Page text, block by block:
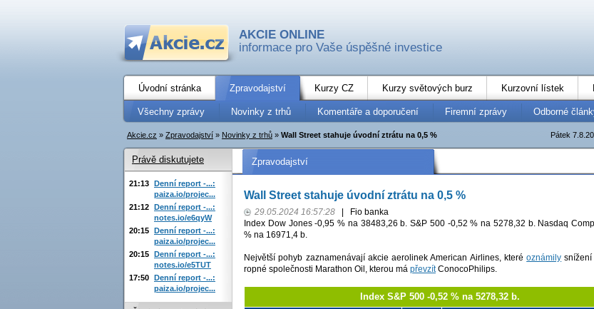
AKCIE ONLINE
informace pro Vaše úspěšné investice
Úvodní stránka Zpravodajství Kurzy CZ Kurzy světových burz Kurzovní lístek
Všechny zprávy Novinky z trhů Komentáře a doporučení Firemní zprávy Odborné
Pátek
Akcie.cz » Zpravodajství » Novinky z trhů » Wall Street stahuje úvodní ztrátu na 0,5 %
Zpravodajství
Wall Street stahuje úvodní ztrátu na 0,5 %
29.05.2024 16:57:28
Fio banka
Index Dow Jones -0,95 % na 38483,26 b. S&P 500 -0,52 % na 5278,32 b. Nasdaq
% na 16971,4 b.
Největší pohyb zaznamenávají akcie aerolinek American Airlines, kteréoznámily
ropné společnosti Marathon Oil, kterou má převzítConocoPhilips.
Index S&P 500 -0,52 % na 5278,32 b.
Právě diskutujete
21:13 Denní report -...:
paiza.io/projec...
21:12 Denní report -...:
notes.io/e6qyW
20:15 Denní report -...:
paiza.io/projec...
20:15 Denní report -...:
notes.io/e5TUT
17:50 Denní report -...:
paiza.io/projec...